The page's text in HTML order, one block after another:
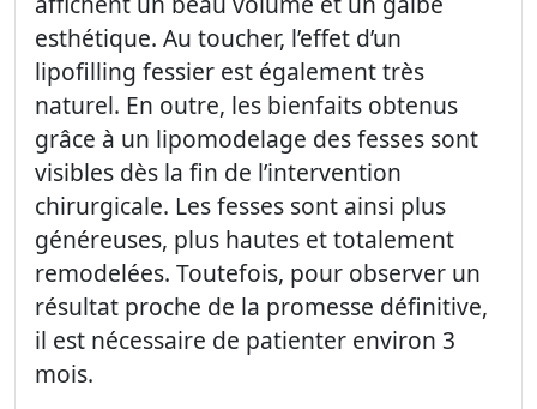
esthétique. Au toucher, l’effet d’un
lipofilling fessier est également très
naturel. En outre, les bienfaits obtenus
grâce à un lipomodelage des fesses sont
visibles dès la fin de l’intervention
chirurgicale. Les fesses sont ainsi plus
généreuses, plus hautes et totalement
remodelées. Toutefois, pour observer un
résultat proche de la promesse définitive,
il est nécessaire de patienter environ 3
mois.